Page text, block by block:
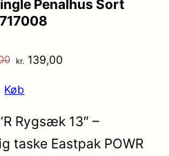
Penalhus Sort
Den
pris
var:
kr. 179,00.
kr. 139,00
er:
Køb
Rygsæk 13″ –
taske Eastpak POWR